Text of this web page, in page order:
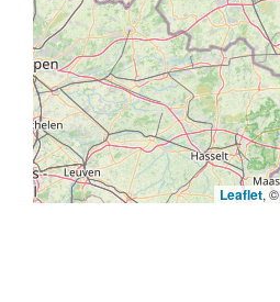
Leaflet, ©